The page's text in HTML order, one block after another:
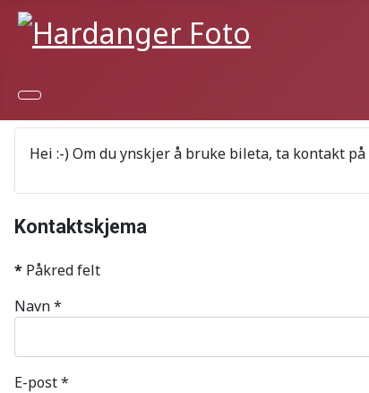
Hei :-) Om du ynskjer å bruke bileta, ta kontakt på
Kontaktskjema
* Påkred felt
Navn*
E-post*